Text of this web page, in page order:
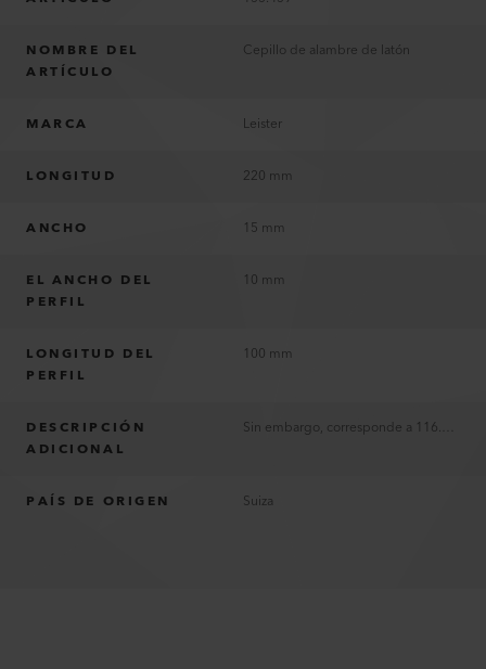
NOMBRE DEL
ARTÍCULO
Cepillo de alambre de latón
MARCA Leister
LONGITUD 220 mm
ANCHO 15 mm
EL ANCHO DEL
PERFIL
10 mm
LONGITUD DEL
PERFIL
100 mm
DESCRIPCIÓN
ADICIONAL
PAÍS DE ORIGEN Suiza